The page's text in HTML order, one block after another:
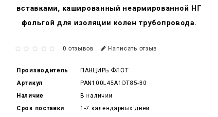
вставками, кашированный неармированной НГ
фольгой для изоляции колен трубопровода.
0 отзывов Написать отзыв
Производитель
ПАНЦИРЬ.ФЛОТ
Артикул
PAN100L45A1DT85-80
Наличие
В наличии
Срок поставки
1-7 календарных дней